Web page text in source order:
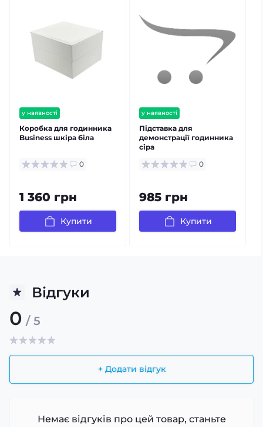
у наявності
залишилось мало
Коробка для годинника
Business шкіра біла
0
1 360 грн
Купити
у наявності
Підставка для
демонстрації годинника
сіра
0
985 грн
Купити
Відгуки
0 / 5
+ Додати відгук
Немає відгуків про цей товар, станьте